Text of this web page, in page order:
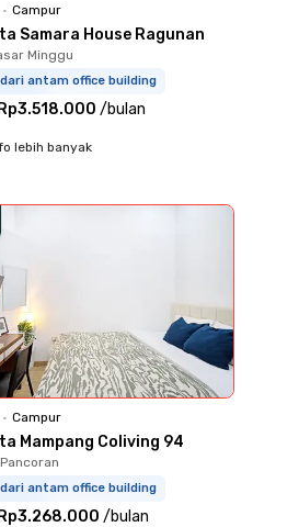
• Campur
Samara House Ragunan
Minggu
antam office building
Rp3.518.000 /bulan
lebih banyak
• Campur
Mampang Coliving 94
antam office building
Rp3.268.000 /bulan